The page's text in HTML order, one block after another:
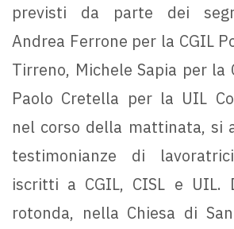
previsti da parte dei
Andrea Ferrone per la CGIL
Tirreno, Michele Sapia per la
Paolo Cretella per la UIL
nel corso della mattinata, si
testimonianze di
iscritti a CGIL, CISL e UIL.
rotonda, nella Chiesa di